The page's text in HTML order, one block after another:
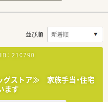
並び順
： 210790
グストア≫ 家族手当・住宅
ます